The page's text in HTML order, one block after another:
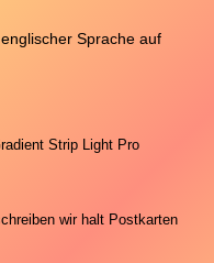
Sprache auf
Strip Light Pro
wir halt Postkarten